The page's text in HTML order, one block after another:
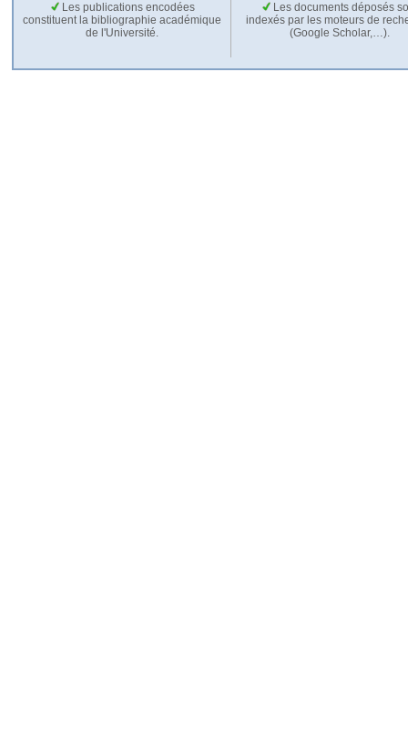
Les publications encodées
constituent la bibliographie académique
de l'Université.
Les documents déposés
indexés par les moteurs de
(Google Scholar,…).